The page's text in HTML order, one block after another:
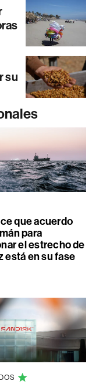
su
que acuerdo
para
el estrecho de
está en su fase